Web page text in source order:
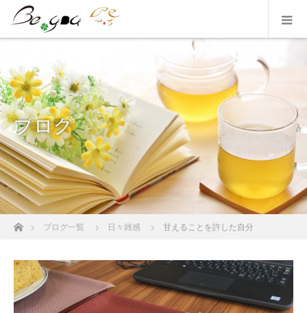
ブログ
ホームブログ一覧 日々雑感 甘えることを許した自分